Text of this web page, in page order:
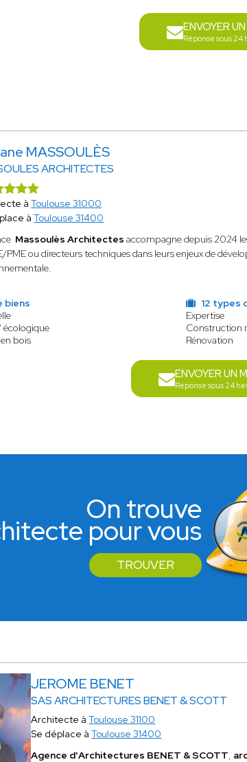
ENVOYER
Réponse sous 24
MASSOULÈS
ARCHITECTES
àToulouse 31000
àToulouse 31400
Massoulès Architectesaccompagne depuis 2024
PME ou directeurs techniques dans leurs enjeux de
biens
écologique
bois
12 types
Expertise
Construction
Rénovation
ENVOYER UN
Réponse sous 24
On trouve
pour vous
TROUVER
JEROME BENET
SAS ARCHITECTURES BENET & SCOTT
Architecte àToulouse 31100
Se déplace àToulouse 31400
Agence d'Architectures BENET & SCOTT,